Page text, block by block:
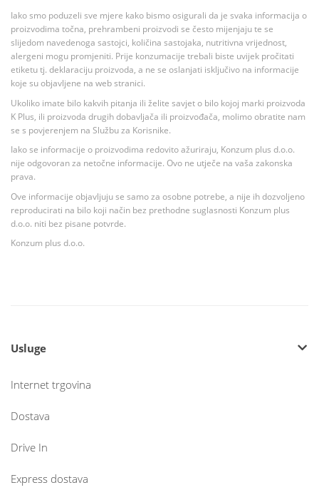
Iako smo poduzeli sve mjere kako bismo osigurali da je svaka informacija o
proizvodima točna, prehrambeni proizvodi se često mijenjaju te se
slijedom navedenoga sastojci, količina sastojaka, nutritivna vrijednost,
alergeni mogu promjeniti. Prije konzumacije trebali biste uvijek pročitati
etiketu tj. deklaraciju proizvoda, a ne se oslanjati isključivo na informacije
koje su objavljene na web stranici.
Ukoliko imate bilo kakvih pitanja ili želite savjet o bilo kojoj marki proizvoda
K Plus, ili proizvoda drugih dobavljača ili proizvođača, molimo obratite nam
se s povjerenjem na Službu za Korisnike.
Iako se informacije o proizvodima redovito ažuriraju, Konzum plus d.o.o.
nije odgovoran za netočne informacije. Ovo ne utječe na vaša zakonska
prava.
Ove informacije objavljuju se samo za osobne potrebe, a nije ih dozvoljeno
reproducirati na bilo koji način bez prethodne suglasnosti Konzum plus
d.o.o. niti bez pisane potvrde.
Konzum plus d.o.o.
Usluge
Internet trgovina
Dostava
Drive In
Express dostava